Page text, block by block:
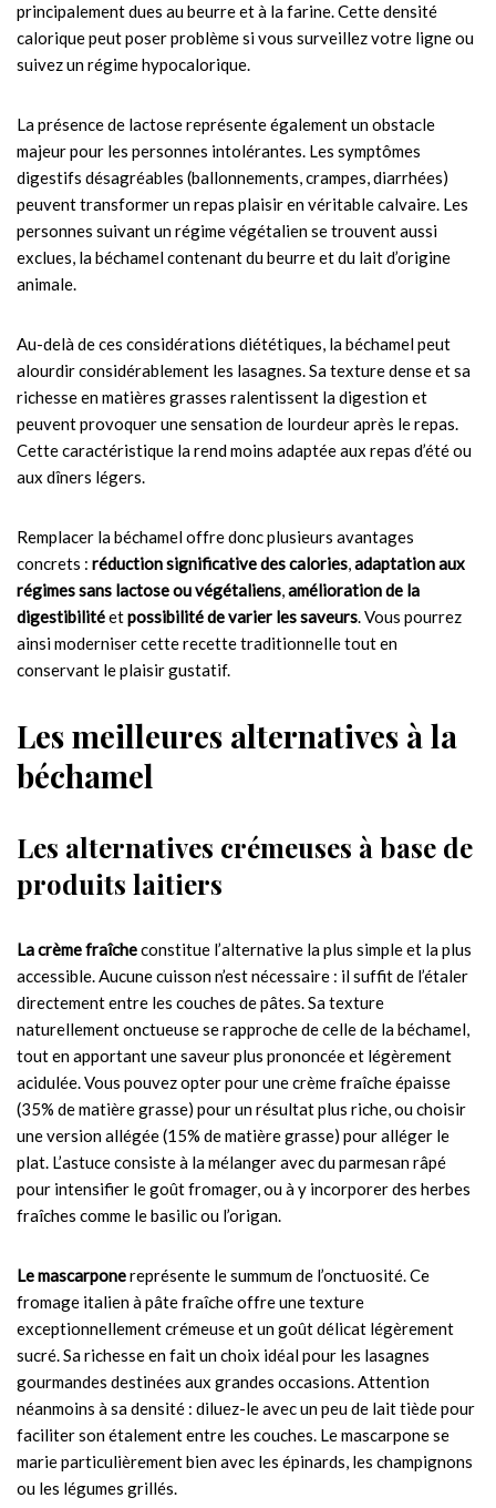
principalement dues au beurre et à la farine. Cette densité
calorique peut poser problème si vous surveillez votre ligne ou
suivez un régime hypocalorique.
La présence de lactose représente également un obstacle
majeur pour les personnes intolérantes. Les symptômes
digestifs désagréables (ballonnements, crampes, diarrhées)
peuvent transformer un repas plaisir en véritable calvaire. Les
personnes suivant un régime végétalien se trouvent aussi
exclues, la béchamel contenant du beurre et du lait d’origine
animale.
Au-delà de ces considérations diététiques, la béchamel peut
alourdir considérablement les lasagnes. Sa texture dense et sa
richesse en matières grasses ralentissent la digestion et
peuvent provoquer une sensation de lourdeur après le repas.
Cette caractéristique la rend moins adaptée aux repas d’été ou
aux dîners légers.
Remplacer la béchamel offre donc plusieurs avantages
concrets : réduction significative des calories,adaptation aux
régimes sans lactose ou végétaliens,amélioration de la
digestibilitéetpossibilité de varier les saveurs. Vous pourrez
ainsi moderniser cette recette traditionnelle tout en
conservant le plaisir gustatif.
Les meilleures alternatives à la
béchamel
Les alternatives crémeuses à base de
produits laitiers
La crème fraîcheconstitue l’alternative la plus simple et la plus
accessible. Aucune cuisson n’est nécessaire : il suffit de l’étaler
directement entre les couches de pâtes. Sa texture
naturellement onctueuse se rapproche de celle de la béchamel,
tout en apportant une saveur plus prononcée et légèrement
acidulée. Vous pouvez opter pour une crème fraîche épaisse
(35% de matière grasse) pour un résultat plus riche, ou choisir
une version allégée (15% de matière grasse) pour alléger le
plat. L’astuce consiste à la mélanger avec du parmesan râpé
pour intensifier le goût fromager, ou à y incorporer des herbes
fraîches comme le basilic ou l’origan.
Le mascarponereprésente le summum de l’onctuosité. Ce
fromage italien à pâte fraîche offre une texture
exceptionnellement crémeuse et un goût délicat légèrement
sucré. Sa richesse en fait un choix idéal pour les lasagnes
gourmandes destinées aux grandes occasions. Attention
néanmoins à sa densité : diluez-le avec un peu de lait tiède pour
faciliter son étalement entre les couches. Le mascarpone se
marie particulièrement bien avec les épinards, les champignons
ou les légumes grillés.